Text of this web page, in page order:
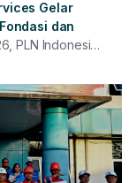
Gelar
dan
PLN Indonesia
dan
Rapat
“Enhancing
percepatan